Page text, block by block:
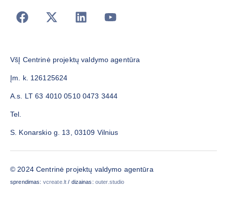
VšĮ Centrinė projektų valdymo agentūra
Įm. k. 126125624
A.s. LT 63 4010 0510 0473 3444
Tel.
S. Konarskio g. 13, 03109 Vilnius
© 2024 Centrinė projektų valdymo agentūra
sprendimas: vcreate.lt / dizainas: outer.studio